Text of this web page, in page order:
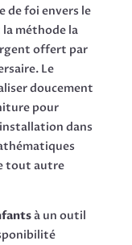
de foi envers le
la méthode la
offert par
Le
doucement
pour
dans
tout autre
à un outil